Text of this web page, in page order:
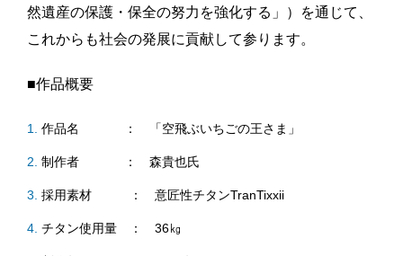
然遺産の保護・保全の努力を強化する」）を通じて、
これからも社会の発展に貢献して参ります。
■作品概要
作品名 ： 「空飛ぶいちごの王さま」
制作者 ： 森貴也氏
採用素材 ： 意匠性チタンTranTixxii
チタン使用量 ： 36㎏